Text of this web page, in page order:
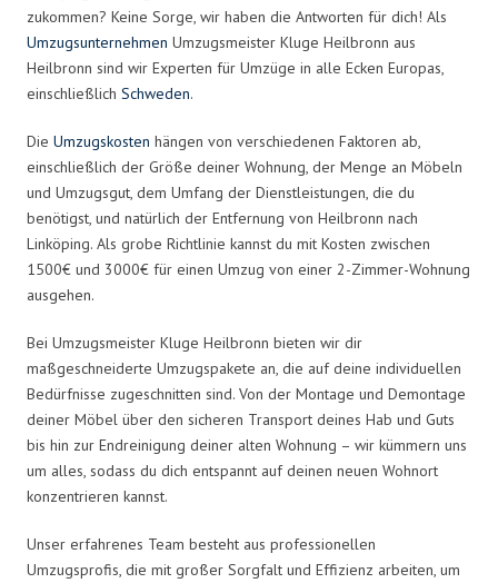
zukommen? Keine Sorge, wir haben die Antworten für dich! Als
Umzugsunternehmen Umzugsmeister Kluge Heilbronn aus
Heilbronn sind wir Experten für Umzüge in alle Ecken Europas,
einschließlich Schweden.
Die Umzugskosten hängen von verschiedenen Faktoren ab,
einschließlich der Größe deiner Wohnung, der Menge an Möbeln
und Umzugsgut, dem Umfang der Dienstleistungen, die du
benötigst, und natürlich der Entfernung von Heilbronn nach
Linköping. Als grobe Richtlinie kannst du mit Kosten zwischen
1500€ und 3000€ für einen Umzug von einer 2-Zimmer-Wohnung
ausgehen.
Bei Umzugsmeister Kluge Heilbronn bieten wir dir
maßgeschneiderte Umzugspakete an, die auf deine individuellen
Bedürfnisse zugeschnitten sind. Von der Montage und Demontage
deiner Möbel über den sicheren Transport deines Hab und Guts
bis hin zur Endreinigung deiner alten Wohnung – wir kümmern uns
um alles, sodass du dich entspannt auf deinen neuen Wohnort
konzentrieren kannst.
Unser erfahrenes Team besteht aus professionellen
Umzugsprofis, die mit großer Sorgfalt und Effizienz arbeiten, um